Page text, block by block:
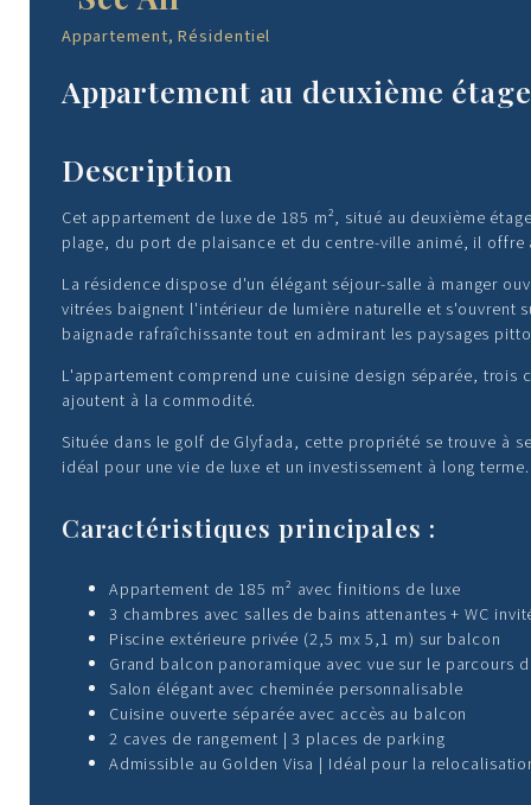
Appartement, Résidentiel
Appartement au deuxième
Description
Cet appartement de luxe de 185 m², situé au deuxième
plage, du port de plaisance et du centre-ville animé, il
La résidence dispose d'un élégant séjour-salle à manger
vitrées baignent l'intérieur de lumière naturelle et s'ouvrent
baignade rafraîchissante tout en admirant les paysages
L'appartement comprend une cuisine design séparée,
ajoutent à la commodité.
Située dans le golf de Glyfada, cette propriété se trouve à
idéal pour une vie de luxe et un investissement à long
Caractéristiques principales :
Appartement de 185 m² avec finitions de luxe
3 chambres avec salles de bains attenantes + WC
Piscine extérieure privée (2,5 mx 5,1 m) sur balcon
Grand balcon panoramique avec vue sur le parcours
Salon élégant avec cheminée personnalisable
Cuisine ouverte séparée avec accès au balcon
2 caves de rangement | 3 places de parking
Admissible au Golden Visa | Idéal pour la